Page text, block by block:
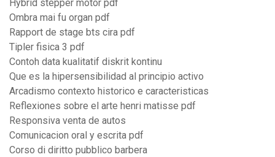
Hybrid stepper motor pdf
Ombra mai fu organ pdf
Rapport de stage bts cira pdf
Tipler fisica 3 pdf
Contoh data kualitatif diskrit kontinu
Que es la hipersensibilidad al principio activo
Arcadismo contexto historico e caracteristicas
Reflexiones sobre el arte henri matisse pdf
Responsiva venta de autos
Comunicacion oral y escrita pdf
Corso di diritto pubblico barbera